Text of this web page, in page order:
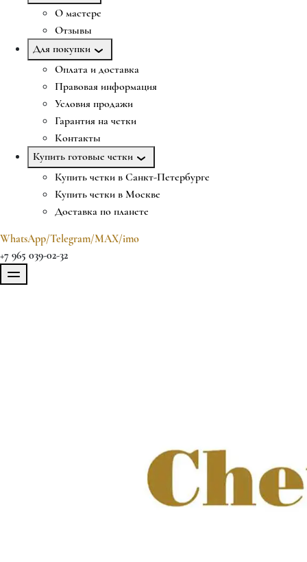
О мастере
Отзывы
Для покупки
Оплата и доставка
Правовая информация
Условия продажи
Гарантия на четки
Контакты
Купить готовые четки
Купить четки в Санкт-Петербурге
Купить четки в Москве
Доставка по планете
WhatsApp/Telegram/MAX/imo
+7 965 039-02-32